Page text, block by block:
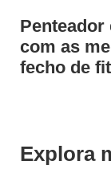
com as
fecho de
Explora